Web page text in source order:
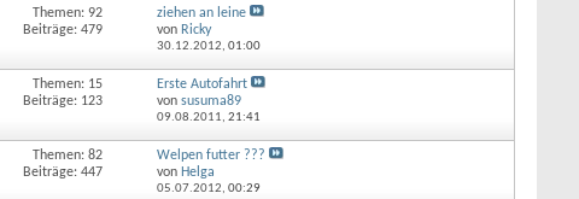
Themen: 92
Beiträge: 479
ziehen an leine
von Ricky
30.12.2012, 01:00
Themen: 15
Beiträge: 123
Erste Autofahrt
von susuma89
09.08.2011, 21:41
Themen: 82
Beiträge: 447
Welpen futter ???
von Helga
05.07.2012, 00:29